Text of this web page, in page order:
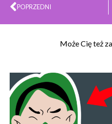
Prev
POPRZEDNI
Może Cię też